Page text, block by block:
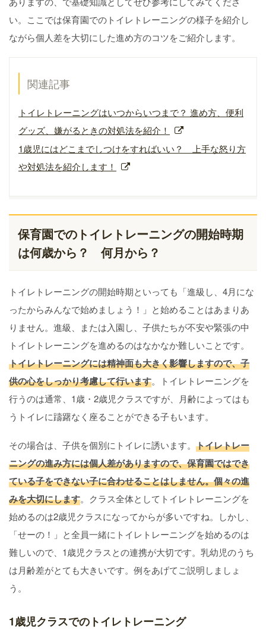
い。ここでは保育園でのトイレトレーニングの様子を紹介し
ながら個人差を大切にした進め方のコツをご紹介します。
関連記事
トイレトレーニングはいつからいつまで？ 進め方、便利
グッズ、嫌がるときの対処法を紹介！
1歳児にはどこまでしつけをすればいい？ 上手な怒り方
や対処法を紹介します！
保育園でのトイレトレーニングの開始時期
は何歳から？ 何月から？
トイレトレーニングの開始時期といっても「進級し、4月にな
ったからみんなで始めましょう！」と始めることはあまりあ
りません。進級、または入園し、子供たちが不安や緊張の中
トイレトレーニングを進めるのはなかなか難しいことです。
トイレトレーニングには精神面も大きく影響しますので、子
供の心をしっかり考慮して行います。トイレトレーニングを
行うのは通常、1歳・2歳児クラスですが、月齢によってはも
うトイレに躊躇なく座ることができる子もいます。
その場合は、子供を個別にトイレに誘います。 トイレトレー
ニングの進み方には個人差がありますので、保育園ではでき
ている子をできない子に合わせることはしません。個々の進
みを大切にします。クラス全体としてトイレトレーニングを
始めるのは2歳児クラスになってからが多いですね。しかし、
「せーの！」と全員一緒にトイレトレーニングを始めるのは
難しいので、1歳児クラスとの連携が大切です。乳幼児のうち
は月齢差がとても大きいです。例をあげてご説明しましょ
う。
1歳児クラスでのトイレトレーニング